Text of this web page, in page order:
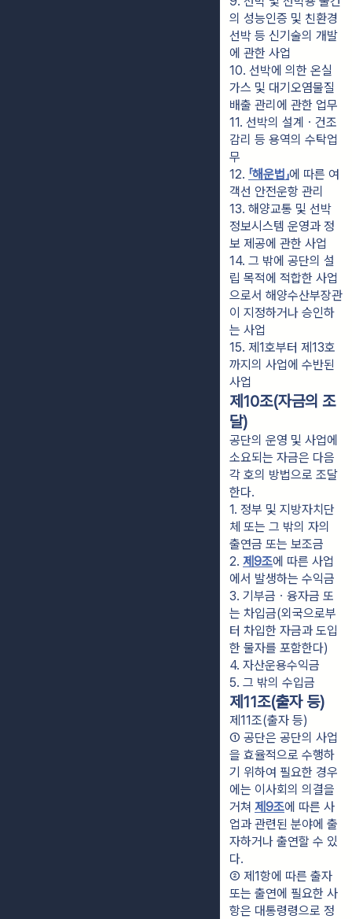
의 성능인증 및 친환경
선박 등 신기술의 개발
에 관한 사업
10. 선박에 의한 온실
가스 및 대기오염물질
배출 관리에 관한 업무
11. 선박의 설계ㆍ건조
감리 등 용역의 수탁업
무
12. 「해운법」에 따른 여
객선 안전운항 관리
13. 해양교통 및 선박
정보시스템 운영과 정
보 제공에 관한 사업
14. 그 밖에 공단의 설
립 목적에 적합한 사업
으로서 해양수산부장관
이 지정하거나 승인하
는 사업
15. 제1호부터 제13호
까지의 사업에 수반된
사업
제10조(자금의 조
달)
공단의 운영 및 사업에
소요되는 자금은 다음
각 호의 방법으로 조달
한다.
1. 정부 및 지방자치단
체 또는 그 밖의 자의
출연금 또는 보조금
2. 제9조에 따른 사업
에서 발생하는 수익금
3. 기부금ㆍ융자금 또
는 차입금(외국으로부
터 차입한 자금과 도입
한 물자를 포함한다)
4. 자산운용수익금
5. 그 밖의 수입금
제11조(출자 등)
제11조(출자 등)
① 공단은 공단의 사업
을 효율적으로 수행하
기 위하여 필요한 경우
에는 이사회의 의결을
거쳐 제9조에 따른 사
업과 관련된 분야에 출
자하거나 출연할 수 있
다.
② 제1항에 따른 출자
또는 출연에 필요한 사
항은 대통령령으로 정